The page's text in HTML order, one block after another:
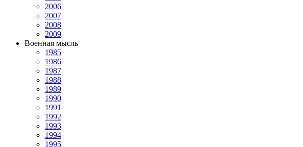
2006
2007
2008
2009
Военная мысль
1985
1986
1987
1988
1989
1990
1991
1992
1993
1994
1995